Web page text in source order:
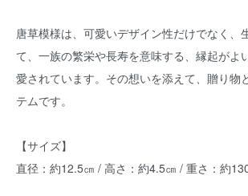
唐草模様は、可愛いデザイン性だけでなく、
て、一族の繁栄や長寿を意味する、縁起がよ
愛されています。その想いを添えて、贈り物
テムです。
【サイズ】
直径：約12.5㎝ / 高さ：約4.5㎝ / 重さ：約